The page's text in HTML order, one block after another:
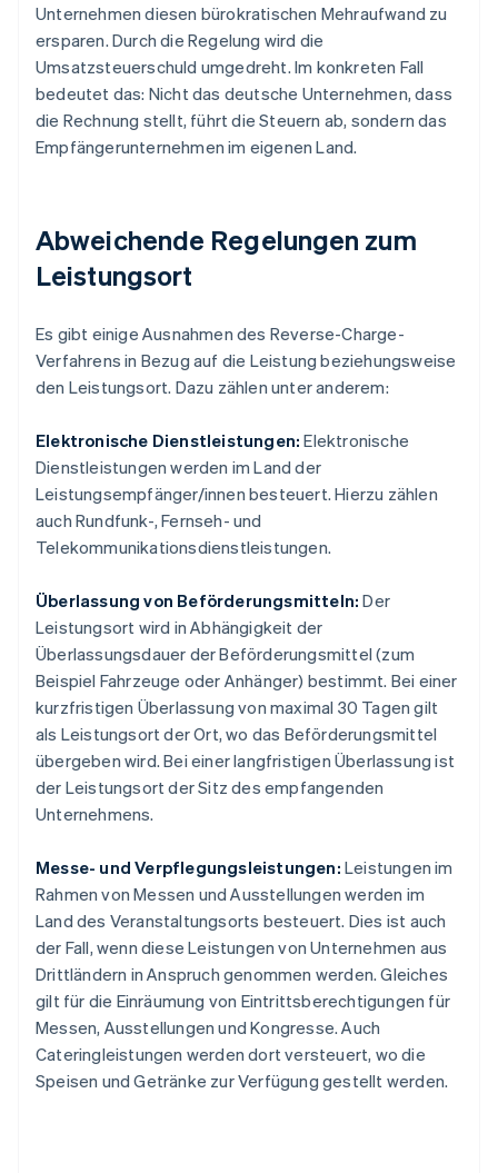
Unternehmen diesen bürokratischen Mehraufwand zu
ersparen. Durch die Regelung wird die
Umsatzsteuerschuld umgedreht. Im konkreten Fall
bedeutet das: Nicht das deutsche Unternehmen, dass
die Rechnung stellt, führt die Steuern ab, sondern das
Empfängerunternehmen im eigenen Land.
Abweichende Regelungen zum
Leistungsort
Es gibt einige Ausnahmen des Reverse-Charge-
Verfahrens in Bezug auf die Leistung beziehungsweise
den Leistungsort. Dazu zählen unter anderem:
Elektronische Dienstleistungen: Elektronische
Dienstleistungen werden im Land der
Leistungsempfänger/innen besteuert. Hierzu zählen
auch Rundfunk-, Fernseh- und
Telekommunikationsdienstleistungen.
Überlassung von Beförderungsmitteln: Der
Leistungsort wird in Abhängigkeit der
Überlassungsdauer der Beförderungsmittel (zum
Beispiel Fahrzeuge oder Anhänger) bestimmt. Bei einer
kurzfristigen Überlassung von maximal 30 Tagen gilt
als Leistungsort der Ort, wo das Beförderungsmittel
übergeben wird. Bei einer langfristigen Überlassung ist
der Leistungsort der Sitz des empfangenden
Unternehmens.
Messe- und Verpflegungsleistungen: Leistungen im
Rahmen von Messen und Ausstellungen werden im
Land des Veranstaltungsorts besteuert. Dies ist auch
der Fall, wenn diese Leistungen von Unternehmen aus
Drittländern in Anspruch genommen werden. Gleiches
gilt für die Einräumung von Eintrittsberechtigungen für
Messen, Ausstellungen und Kongresse. Auch
Cateringleistungen werden dort versteuert, wo die
Speisen und Getränke zur Verfügung gestellt werden.